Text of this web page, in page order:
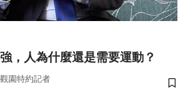
，人為什麼還是需要運動？
園特約記者
儲